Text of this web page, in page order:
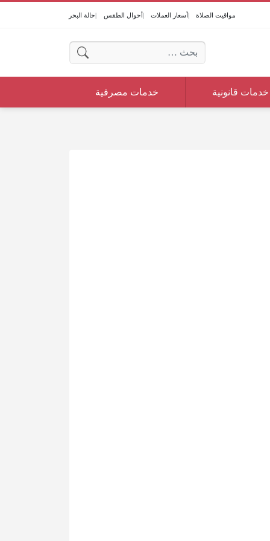
مواقيت الصلاة أسعار العملات أحوال الطقس حالة البحر
البحث عن:
خدمات قانونية خدمات مصرفية